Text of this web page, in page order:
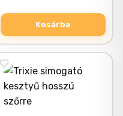
Kosárba